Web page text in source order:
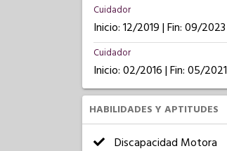
Cuidador
Inicio: 12/2019 | Fin: 09/2023
Cuidador
Inicio: 02/2016 | Fin: 05/2021
HABILIDADES Y APTITUDES
Discapacidad Motora